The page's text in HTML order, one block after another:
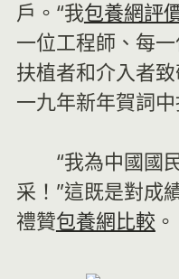
戶。“我包養網評
一位工程師、每一
扶植者和介入者
一九年新年賀詞中
“我為中國國
采！”這既是對成
禮贊包養網比較 。